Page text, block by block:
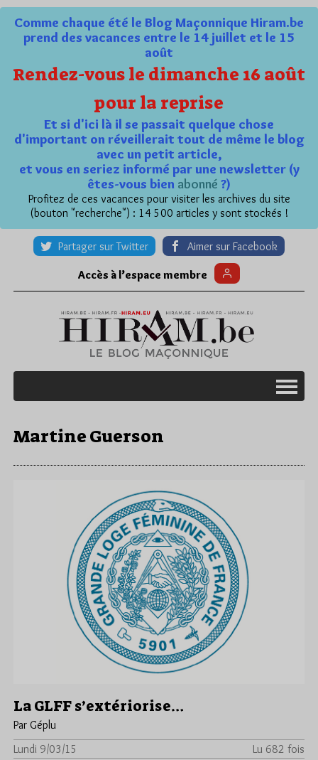
Comme chaque été le Blog Maçonnique Hiram.be
prend des vacances entre le 14 juillet et le 15
août
Rendez-vous le dimanche 16 août
pour la reprise
Et si d'ici là il se passait quelque chose
d'important on réveillerait tout de même le blog
avec un petit article,
et vous en seriez informé par une newsletter (y
êtes-vous bien abonné ?)
Profitez de ces vacances pour visiter les archives du site
(bouton "recherche") : 14 500 articles y sont stockés !
Partager sur Twitter Aimer sur Facebook
Accès à l’espace membre
Martine Guerson
La GLFF s’extériorise…
Par Géplu
Lundi 9/03/15
Lu 682 fois